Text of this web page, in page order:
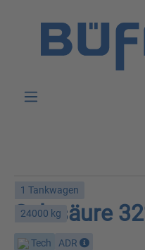
1 Tankwagen
24000 kg
Salzsäure
Tech ADR